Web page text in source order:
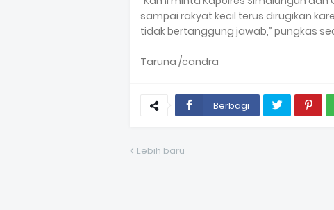
sampai rakyat kecil terus dirugikan
tidak bertanggung jawab,” pungkas
Taruna /candra
Berbagi
Lebih baru